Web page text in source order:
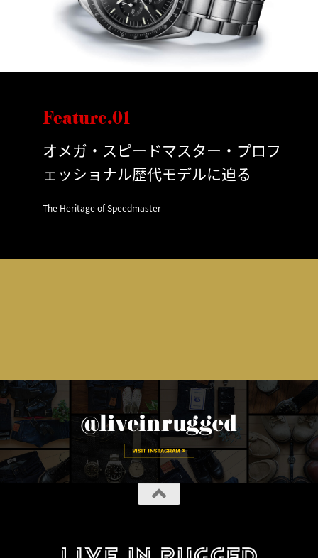
Feature.01
オメガ・スピードマスター・プロフ
ェッショナル歴代モデルに迫る
The Heritage of Speedmaster